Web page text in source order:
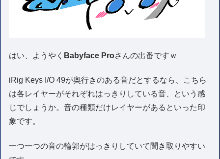
はい、ようやく Babyface Proさんの出番ですｗ
iRig Keys I/O 49が奥行きのある音だとするなら、こちら
は各レイヤーがそれぞれはっきりしている音、という感
じでしょうか。音の種類だけレイヤーがあるといった印
象です。
一つ一つの音の輪郭がはっきりしていて聞き取りやすい